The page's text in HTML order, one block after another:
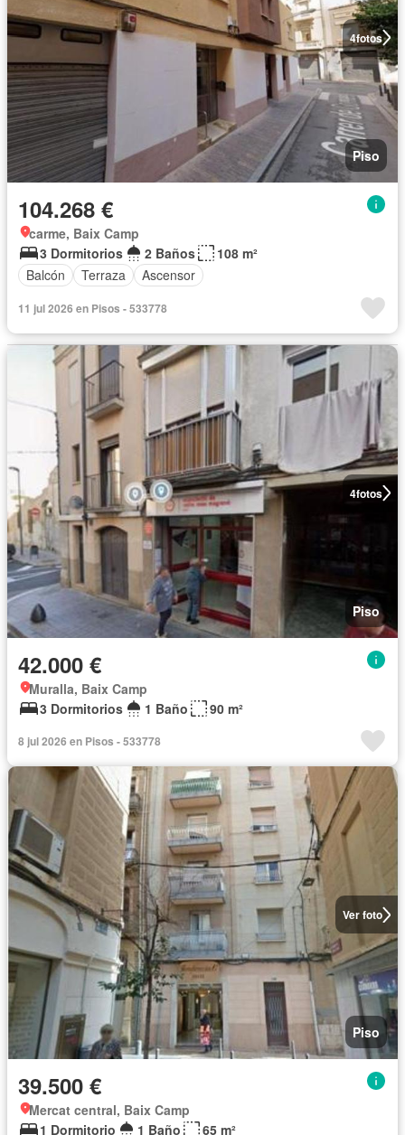
4fotos
Piso
104.268 €
carme, Baix Camp
3 Dormitorios
2 Baños
108 m²
Balcón
Terraza Ascensor
11 jul 2026 en Pisos - 533778
4fotos
Piso
42.000 €
Muralla, Baix Camp
3 Dormitorios
1 Baño 90 m²
8 jul 2026 en Pisos - 533778
Ver foto
Piso
39.500 €
Mercat central, Baix Camp
1 Dormitorio
1 Baño 65 m²